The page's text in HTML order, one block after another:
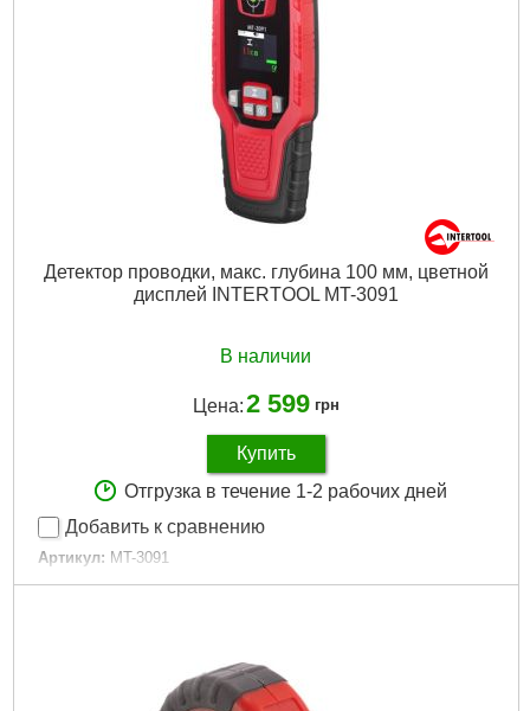
подсветка дисплея
от 0 до +40 °С
2 батарейки типа ААА
150x100x50 мм
Подробнее...
Детектор проводки, макс. глубина 100 мм, цветной
дисплей INTERTOOL MT-3091
В наличии
Цена:2 599 грн
Купить
Отгрузка в течение 1-2 рабочих дней
Добавить к сравнению
Артикул: MT-3091
Код товара: 22.62.56
Обнаружение стали, меди, проводки под
напряжением, дерева 100/80/50/20 мм